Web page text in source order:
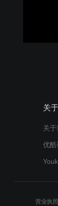
关
关于
优酷
营业执照